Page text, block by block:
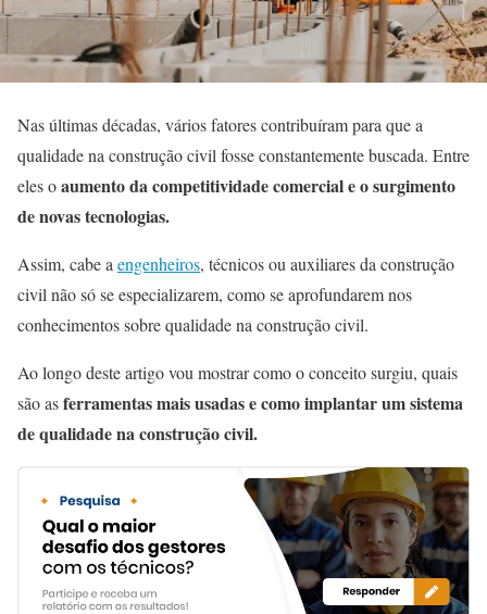
Nas últimas décadas, vários fatores contribuíram para que a
qualidade na construção civil fosse constantemente buscada. Entre
eles oaumento da competitividade comercial e o surgimento
de novas tecnologias.
Assim, cabe a engenheiros, técnicos ou auxiliares da construção
civil não só se especializarem, como se aprofundarem nos
conhecimentos sobre qualidade na construção civil.
Ao longo deste artigo vou mostrar como o conceito surgiu, quais
são asferramentas mais usadas e como implantar um sistema
de qualidade na construção civil.